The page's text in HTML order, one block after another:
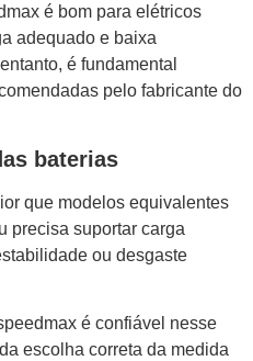
é bom para elétricos
adequado e baixa
é fundamental
pelo fabricante do
baterias
que modelos equivalentes
precisa suportar carga
ou desgaste
é confiável nesse
escolha correta da medida